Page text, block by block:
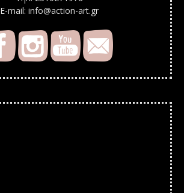
E-mail: info@action-art.gr